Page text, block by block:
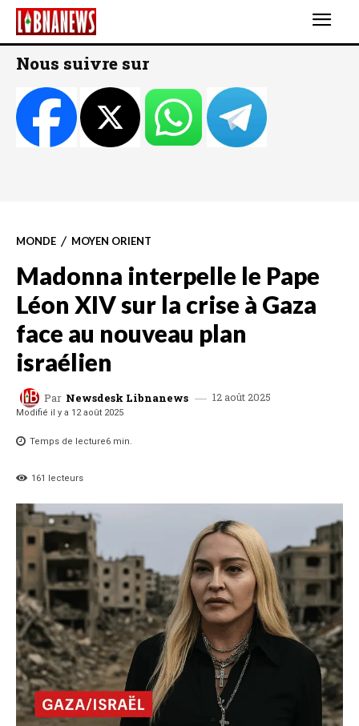
Nous suivre sur
MONDE MOYEN ORIENT
Madonna interpelle le Pape
Léon XIV sur la crise à Gaza
face au nouveau plan
israélien
Par Newsdesk Libnanews 12 août 2025
Modifié il y a 12 août 2025
Temps de lecture6 min.
161 lecteurs